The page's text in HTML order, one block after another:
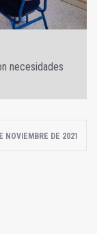
necesidades
NOVIEMBRE DE 2021